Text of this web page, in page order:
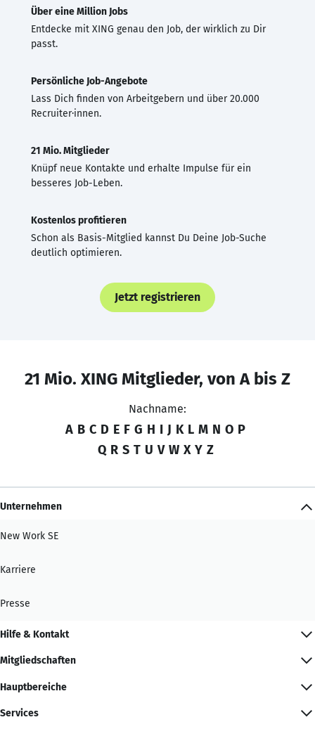
Über eine Million Jobs
Entdecke mit XING genau den Job, der wirklich zu Dir
passt.
Persönliche Job-Angebote
Lass Dich finden von Arbeitgebern und über 20.000
Recruiter·innen.
21 Mio. Mitglieder
Knüpf neue Kontakte und erhalte Impulse für ein
besseres Job-Leben.
Kostenlos profitieren
Schon als Basis-Mitglied kannst Du Deine Job-Suche
deutlich optimieren.
Jetzt registrieren
21 Mio. XING Mitglieder, von A bis Z
Nachname:
A B C D E F G H I J K L M N O P
Q R S T U V W X Y Z
Unternehmen
New Work SE
Karriere
Presse
Hilfe & Kontakt
Mitgliedschaften
Hauptbereiche
Services